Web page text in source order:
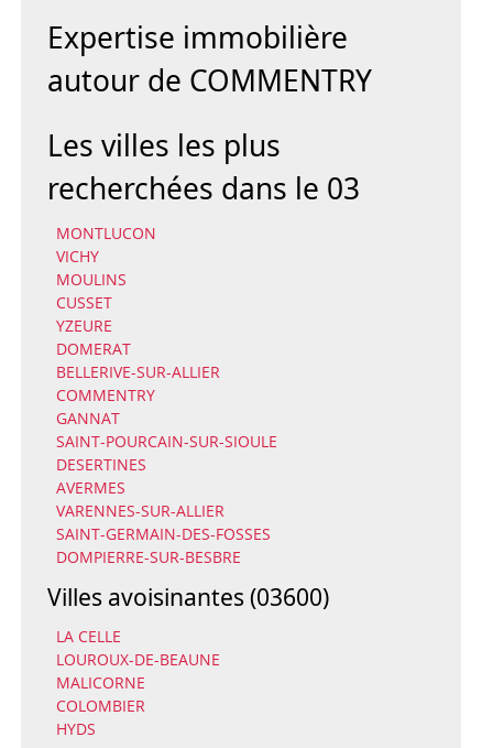
Expertise immobilière
autour de COMMENTRY
Les villes les plus
recherchées dans le 03
MONTLUCON
VICHY
MOULINS
CUSSET
YZEURE
DOMERAT
BELLERIVE-SUR-ALLIER
COMMENTRY
GANNAT
SAINT-POURCAIN-SUR-SIOULE
DESERTINES
AVERMES
VARENNES-SUR-ALLIER
SAINT-GERMAIN-DES-FOSSES
DOMPIERRE-SUR-BESBRE
Villes avoisinantes (03600)
LA CELLE
LOUROUX-DE-BEAUNE
MALICORNE
COLOMBIER
HYDS